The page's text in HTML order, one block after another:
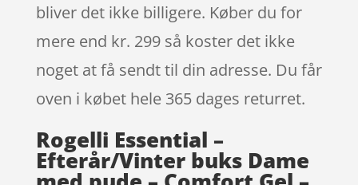
bliver det ikke billigere. Køber du for
mere end kr. 299 så koster det ikke
noget at få sendt til din adresse. Du får
oven i købet hele 365 dages returret.
Rogelli Essential –
Efterår/Vinter buks Dame